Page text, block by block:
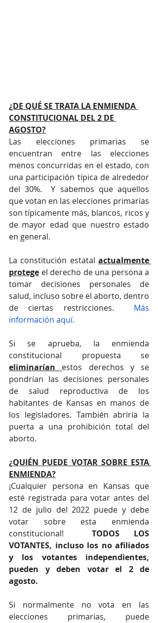
¿DE QUÉ SE TRATA LA ENMIENDA
CONSTITUCIONAL DEL 2 DE
AGOSTO?
Las elecciones primarias se
encuentran entre las elecciones
menos concurridas en el estado, con
una participación típica de alrededor
del 30%.  Y sabemos que aquellos
que votan en las elecciones primarias
son típicamente más, blancos, ricos y
de mayor edad que nuestro estado
en general.
La constitución estatal actualmente
protege el derecho de una persona a
tomar decisiones personales de
salud, incluso sobre el aborto, dentro
de ciertas restricciones. Más
información aquí.
Si se aprueba, la enmienda
eliminarían estos derechos y se
pondrían las decisiones personales
de salud reproductiva de los
habitantes de Kansas en manos de
los legisladores. También abriría la
puerta a una prohibición total del
aborto.
¿QUIÉN PUEDE VOTAR SOBRE ESTA
ENMIENDA?
¡Cualquier persona en Kansas que
esté registrada para votar antes del
12 de julio del 2022 puede y debe
votar sobre esta enmienda
constitucional! TODOS LOS
VOTANTES, incluso los no afiliados
y los votantes independientes,
pueden y deben votar el 2 de
agosto.
Si normalmente no vota en las
elecciones primarias, puede